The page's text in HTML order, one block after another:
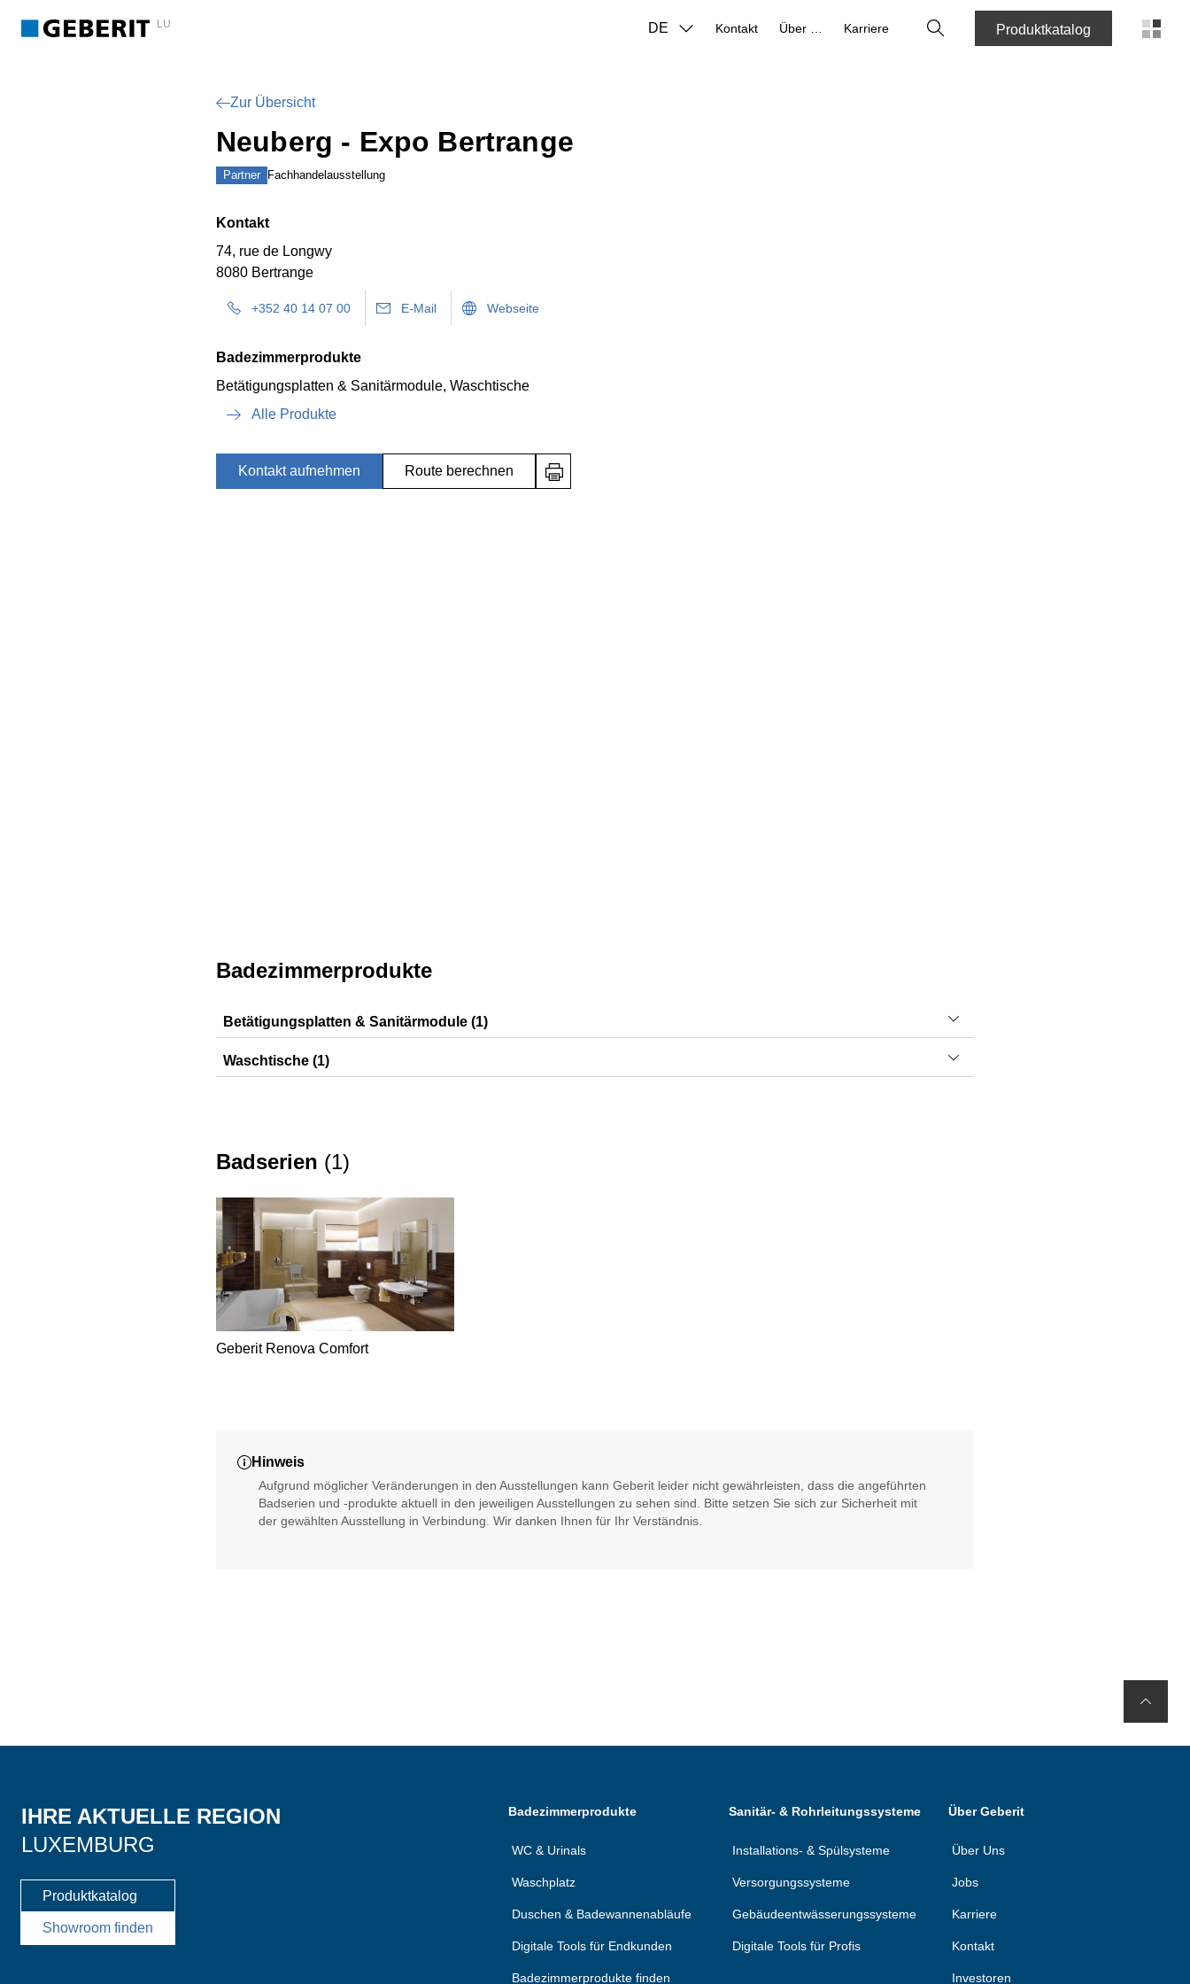
LU DE Kontakt Karriere Produktkatalog
Zur Übersicht
Neuberg - Expo Bertrange
Partner Fachhandelausstellung
Kontakt
74, rue de Longwy
8080 Bertrange
+352 40 14 07 00 E-Mail Webseite
Badezimmerprodukte
Betätigungsplatten & Sanitärmodule, Waschtische
Alle Produkte
Kontakt aufnehmen Route berechnen
Badezimmerprodukte
Betätigungsplatten & Sanitärmodule (1)
Sigma01
Waschtische (1)
Badserien (1)
Geberit Renova Comfort
Hinweis
Aufgrund möglicher Veränderungen in den Ausstellungen kann Geberit leider nicht gewährleisten, dass die angeführten
Badserien und -produkte aktuell in den jeweiligen Ausstellungen zu sehen sind. Bitte setzen Sie sich zur Sicherheit mit
der gewählten Ausstellung in Verbindung. Wir danken Ihnen für Ihr Verständnis.
IHRE AKTUELLE REGION
LUXEMBURG
Produktkatalog
Showroom finden
Badezimmerprodukte
WC & Urinals
Waschplatz
Duschen & Badewannenabläufe
Digitale Tools für Endkunden
Badezimmerprodukte finden
Sanitär- & Rohrleitungssysteme
Installations- & Spülsysteme
Versorgungssysteme
Gebäudeentwässerungssysteme
Digitale Tools für Profis
Über Geberit
Über Uns
Jobs
Karriere
Kontakt
Investoren